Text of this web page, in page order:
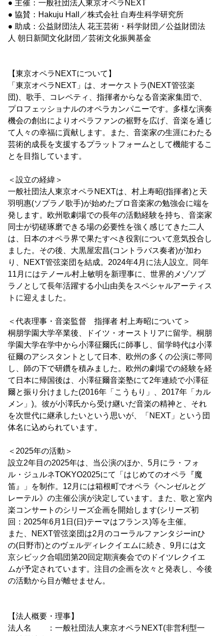
● 主催：一般社団法人東京オペラNEXT
● 協賛：Hakuju Hall／株式会社 白寿生科学研究所
● 助成：公益財団法人 花王芸術・科学財団／公益財団法
人 朝日新聞文化財団／芸術文化振興基金
【東京オペラNEXTについて】
「東京オペラNEXT」は、オーケストラ(NEXT管弦楽
団)、歌手、コレペティ、指揮者からなる音楽家集団で、
プロフェッショナルのオペラカンパニーです。多様な演奏
機会の創出によりオペラファンの裾野を広げ、音楽を通じ
て人々の幸福に貢献します。また、音楽家の生涯にわたる
芸術的成長を支援するプラットフォームとして機能するこ
とを目指しています。
＜設立の経緯＞
一般社団法人東京オペラNEXTは、村上寿昭(指揮者)と天
羽明惠(ソプラノ歌手)が始めたプロ音楽家の勉強会に端を
発します。欧州歌劇場での長年の活動経験を持ち、音楽家
同士が切磋琢磨できる場の必要性を強く感じてきた二人
は、日本のオペラ界で果たすべき役割について意気投合し
ました。その後、大黒屋宏昌(コントラバス奏者)が加わ
り、NEXT管弦楽団を結成。2024年4月に法人設立。同年
11月にはテノール村上敏明を新理事に、世界的メゾソプ
ラノとして長年活躍する小山由美をスペシャルアーティス
トに迎えました。
＜代表理事・音楽監督 指揮者 村上寿昭について＞
桐朋学園大学卒業後、ドイツ・オーストリアに留学。桐朋
学園大学在学中から小澤征爾氏に師事し、留学時代は小澤
征爾のアシスタントとして日本、欧州の多くの公演に帯同
し、師の下で研鑽を積みました。欧州の劇場での経験を経
て日本に帰国後は、小澤征爾音楽塾にて2年連続で小澤征
爾と振り分けました(2016年「こうもり」、2017年「カル
メン」)。彼が小澤氏から受け継いだ音楽の精神と、それ
を次世代に継承したいという思いが、「NEXT」という団
体名に込められています。
＜2025年の活動＞
設立2年目の2025年は、当公演のほか、5月にラ・フォ
ル・ジュルネTOKYO2025にて「はじめてのオペラ『魔
笛』」を制作。12月には箱根町でオペラ《ヘンゼルとグ
レーテル》の主催公演が決定しています。また、歌と室内
楽コンサートのシリーズ企画を開始します(シリーズ初
回：2025年6月1日(日)テーマはフランス)等を主催。
また、NEXT管弦楽団は2月のコーラルファンタジーinひ
の(日野市)とのヴェルディレクイエムに続き、9月には文
京シビック合唱団第20回定期演奏会でのドイツレクイエ
ムが予定されています。注目の企画を次々と発表し、今後
の活動から目が離せません。
【法人概要・理事】
法人名 ：一般社団法人東京オペラNEXT(非営利型一